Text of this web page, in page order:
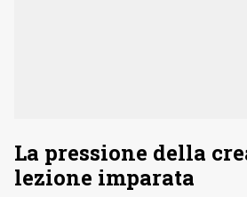
La pressione della
lezione imparata